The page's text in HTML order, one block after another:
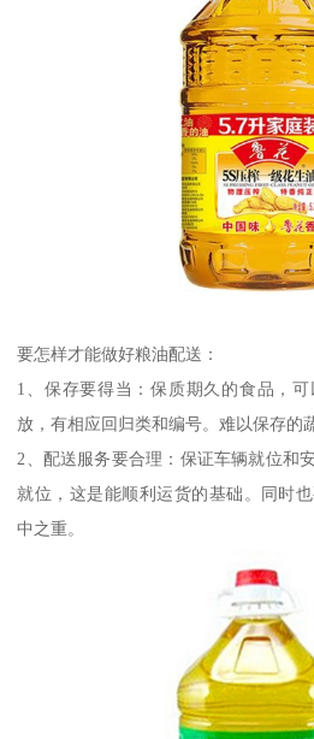
要怎样才能做好粮油配送：
1、保存要得当：保质期久的食品，
放，有相应回归类和编号。难以保存的
2、配送服务要合理：保证车辆就位和
就位，这是能顺利运货的基础。同时
中之重。